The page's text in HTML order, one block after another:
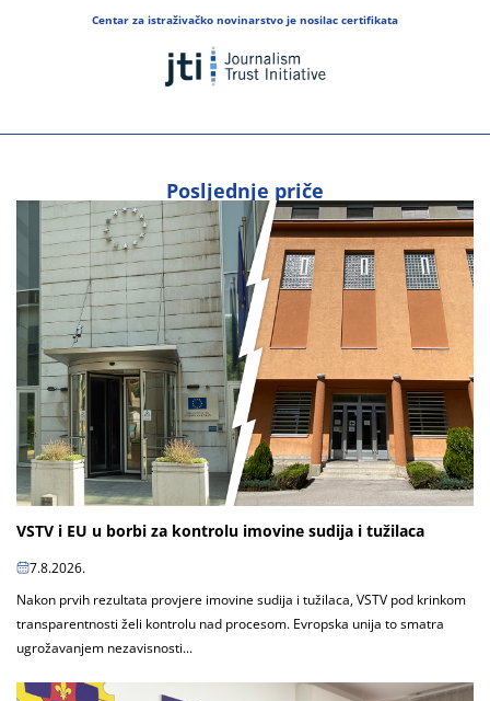
Centar za istraživačko novinarstvo je nosilac certifikata
Posljednje priče
VSTV i EU u borbi za kontrolu imovine sudija i tužilaca
7.8.2026.
Nakon prvih rezultata provjere imovine sudija i tužilaca, VSTV pod krinkom
transparentnosti želi kontrolu nad procesom. Evropska unija to smatra
ugrožavanjem nezavisnosti...